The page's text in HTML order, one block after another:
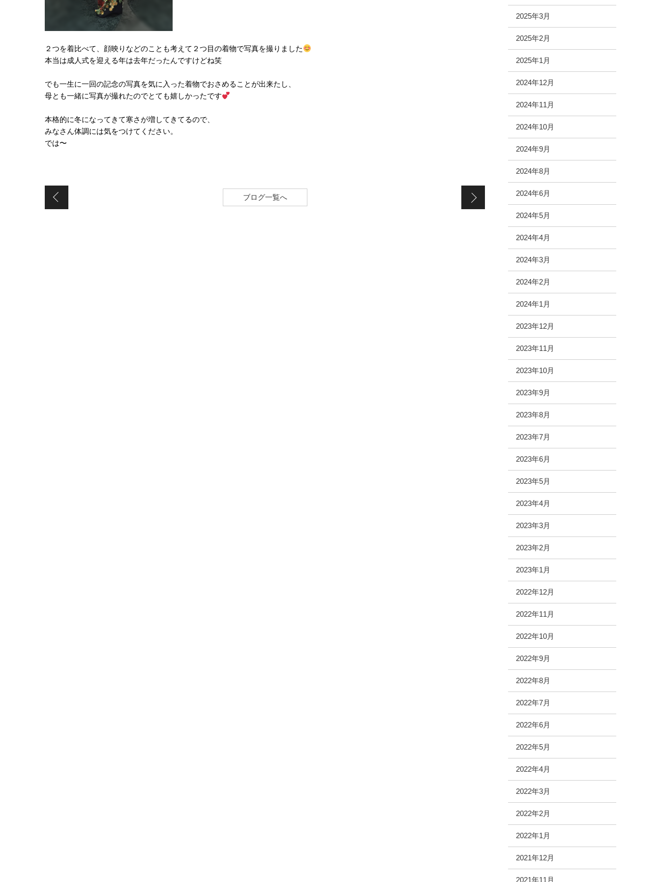
２つを着比べて、顔映りなどのことも考えて２つ目の着物で写真を撮りました
本当は成人式を迎える年は去年だったんですけどね笑
でも一生に一回の記念の写真を気に入った着物でおさめることが出来たし、
母とも一緒に写真が撮れたのでとても嬉しかったです
本格的に冬になってきて寒さが増してきてるので、
みなさん体調には気をつけてください。
では〜
ブログ一覧へ
明けましておめでとうございます
2025年3月
2025年2月
2025年1月
2024年12月
2024年11月
2024年10月
2024年9月
2024年8月
2024年6月
2024年5月
2024年4月
2024年3月
2024年2月
2024年1月
2023年12月
2023年11月
2023年10月
2023年9月
2023年8月
2023年7月
2023年6月
2023年5月
2023年4月
2023年3月
2023年2月
2023年1月
2022年12月
2022年11月
2022年10月
2022年9月
2022年8月
2022年7月
2022年6月
2022年5月
2022年4月
2022年3月
2022年2月
2022年1月
2021年12月
2021年11月